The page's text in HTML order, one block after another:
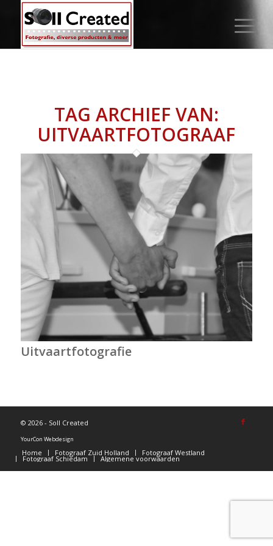
TAG ARCHIEF VAN:
UITVAARTFOTOGRAAF
Uitvaartfotografie
© 2026 - Soll Created
YourCon Webdesign
Home Fotograaf Zuid Holland Fotograaf Westland
Fotograaf Schiedam Algemene voorwaarden